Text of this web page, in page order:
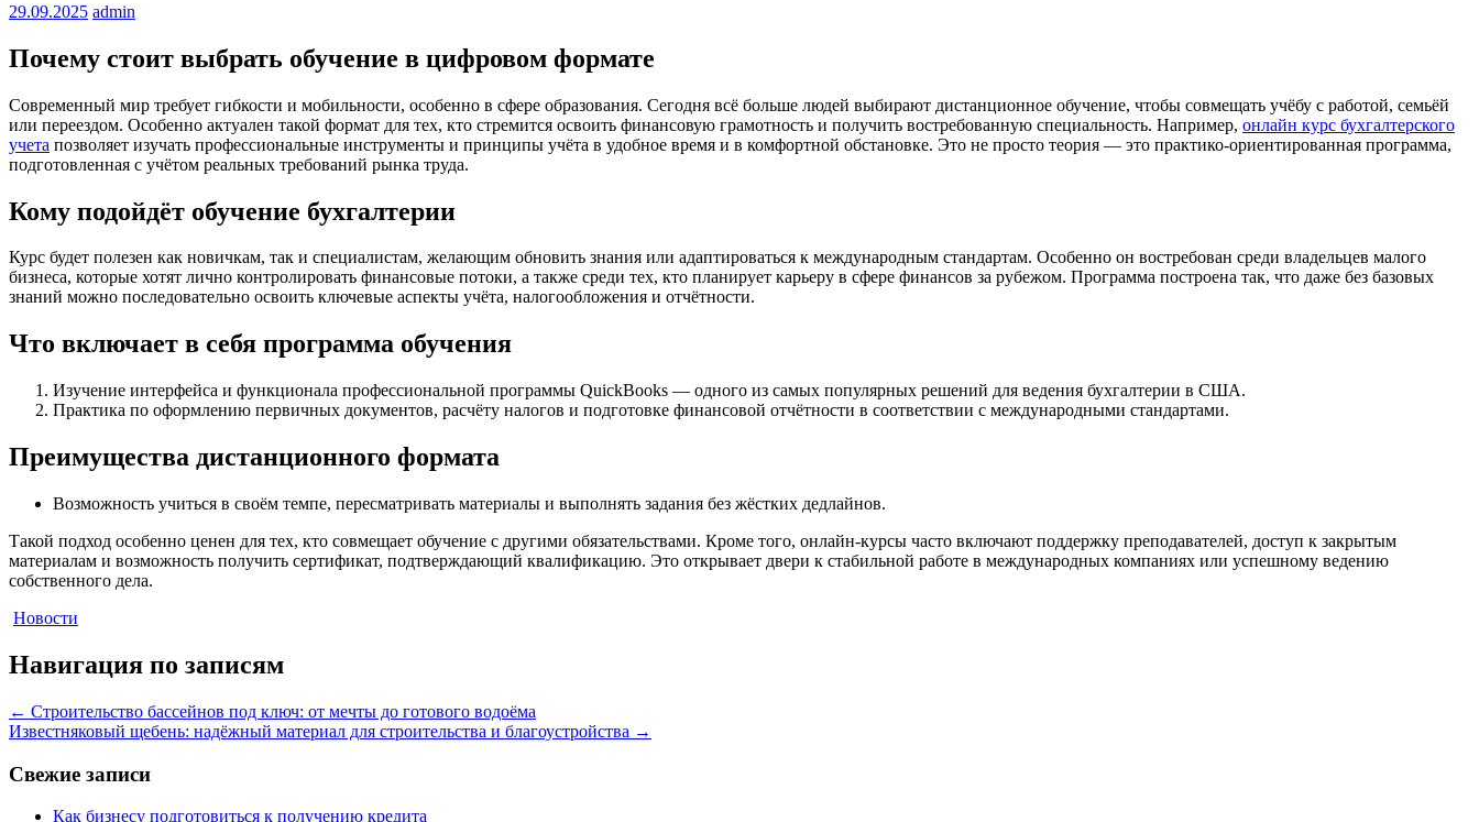
29.09.2025 admin
Почему стоит выбрать обучение в цифровом формате
Современный мир требует гибкости и мобильности, особенно в сфере образования. Сегодня всё больше людей выбирают дистанционное обучение, чтобы совмещать учёбу с работой, семьёй
или переездом. Особенно актуален такой формат для тех, кто стремится освоить финансовую грамотность и получить востребованную специальность. Например, онлайн курс бухгалтерского
учета позволяет изучать профессиональные инструменты и принципы учёта в удобное время и в комфортной обстановке. Это не просто теория — это практико-ориентированная программа,
подготовленная с учётом реальных требований рынка труда.
Кому подойдёт обучение бухгалтерии
Курс будет полезен как новичкам, так и специалистам, желающим обновить знания или адаптироваться к международным стандартам. Особенно он востребован среди владельцев малого
бизнеса, которые хотят лично контролировать финансовые потоки, а также среди тех, кто планирует карьеру в сфере финансов за рубежом. Программа построена так, что даже без базовых
знаний можно последовательно освоить ключевые аспекты учёта, налогообложения и отчётности.
Что включает в себя программа обучения
Изучение интерфейса и функционала профессиональной программы QuickBooks — одного из самых популярных решений для ведения бухгалтерии в США.
Практика по оформлению первичных документов, расчёту налогов и подготовке финансовой отчётности в соответствии с международными стандартами.
Преимущества дистанционного формата
Возможность учиться в своём темпе, пересматривать материалы и выполнять задания без жёстких дедлайнов.
Такой подход особенно ценен для тех, кто совмещает обучение с другими обязательствами. Кроме того, онлайн-курсы часто включают поддержку преподавателей, доступ к закрытым
материалам и возможность получить сертификат, подтверждающий квалификацию. Это открывает двери к стабильной работе в международных компаниях или успешному ведению
собственного дела.
Новости
Навигация по записям
← Строительство бассейнов под ключ: от мечты до готового водоёма
Известняковый щебень: надёжный материал для строительства и благоустройства →
Свежие записи
Как бизнесу подготовиться к получению кредита